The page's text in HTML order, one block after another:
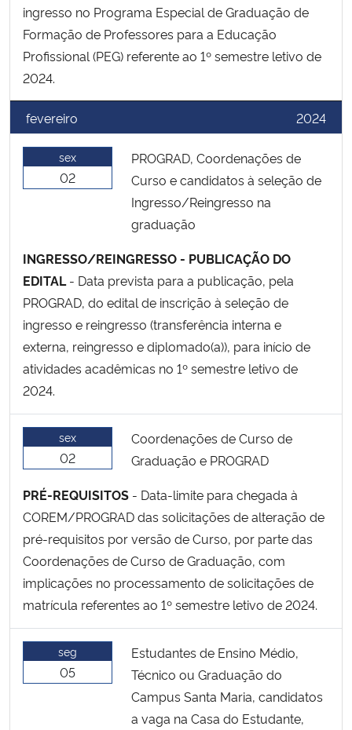
ingresso no Programa Especial de Graduação de
Formação de Professores para a Educação
Profissional (PEG) referente ao 1º semestre letivo de
2024.
fevereiro 2024
sex
02
PROGRAD, Coordenações de
Curso e candidatos à seleção de
Ingresso/Reingresso na
graduação
INGRESSO/REINGRESSO - PUBLICAÇÃO DO
EDITAL- Data prevista para a publicação, pela
PROGRAD, do edital de inscrição à seleção de
ingresso e reingresso (transferência interna e
externa, reingresso e diplomado(a)), para início de
atividades acadêmicas no 1º semestre letivo de
2024.
sex
02
Coordenações de Curso de
Graduação e PROGRAD
PRÉ-REQUISITOS - Data-limite para chegada à
COREM/PROGRAD das solicitações de alteração de
pré-requisitos por versão de Curso, por parte das
Coordenações de Curso de Graduação, com
implicações no processamento de solicitações de
matrícula referentes ao 1º semestre letivo de 2024.
seg
05
Estudantes de Ensino Médio,
Técnico ou Graduação do
Campus Santa Maria, candidatos
a vaga na Casa do Estudante,